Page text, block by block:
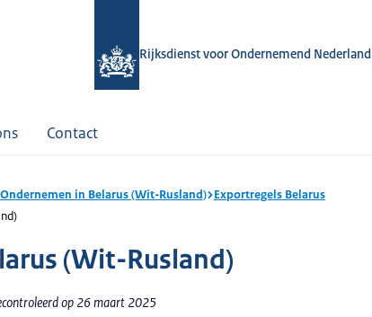
Rijksdienst voor Ondernemend Nederland
Contact
Ondernemen in Belarus (Wit-Rusland) Exportregels Belarus
(Wit-Rusland)
op 26 maart 2025